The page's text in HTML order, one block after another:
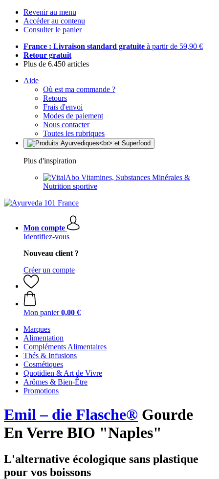
Revenir au menu
Accéder au contenu
Consulter le panier
France : Livraison standard gratuite à partir de 59,90 €
Retour gratuit
Plus de 6.450 articles
Aide
Où est ma commande ?
Retours
Frais d'envoi
Modes de paiement
Nous contacter
Toutes les rubriques
Plus d'inspiration
Vitamines, Substances Minérales &
Nutrition sportive
Mon compte
Identifiez-vous
Nouveau client ?
Créer un compte
Mon panier 0,00 €
Marques
Alimentation
Compléments Alimentaires
Thés & Infusions
Cosmétiques
Quotidien & Art de Vivre
Arômes & Bien-Être
Promotions
Emil – die Flasche® Gourde
En Verre BIO "Naples"
L'alternative écologique sans plastique
pour vos boissons